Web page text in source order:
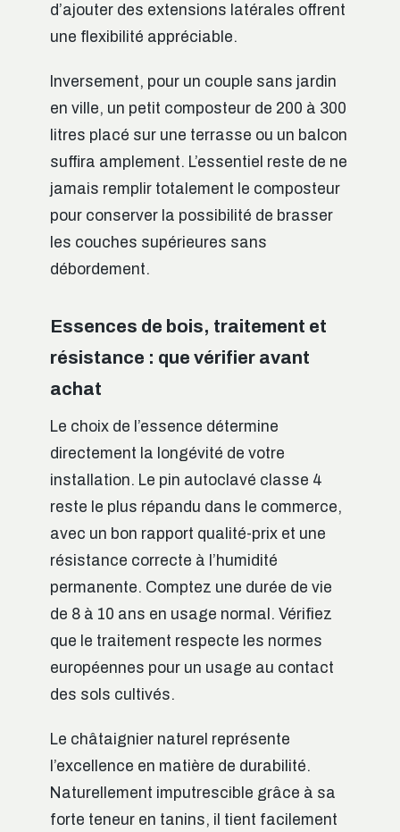
d’ajouter des extensions latérales offrent
une flexibilité appréciable.
Inversement, pour un couple sans jardin
en ville, un petit composteur de 200 à 300
litres placé sur une terrasse ou un balcon
suffira amplement. L’essentiel reste de ne
jamais remplir totalement le composteur
pour conserver la possibilité de brasser
les couches supérieures sans
débordement.
Essences de bois, traitement et
résistance : que vérifier avant
achat
Le choix de l’essence détermine
directement la longévité de votre
installation. Le pin autoclavé classe 4
reste le plus répandu dans le commerce,
avec un bon rapport qualité-prix et une
résistance correcte à l’humidité
permanente. Comptez une durée de vie
de 8 à 10 ans en usage normal. Vérifiez
que le traitement respecte les normes
européennes pour un usage au contact
des sols cultivés.
Le châtaignier naturel représente
l’excellence en matière de durabilité.
Naturellement imputrescible grâce à sa
forte teneur en tanins, il tient facilement